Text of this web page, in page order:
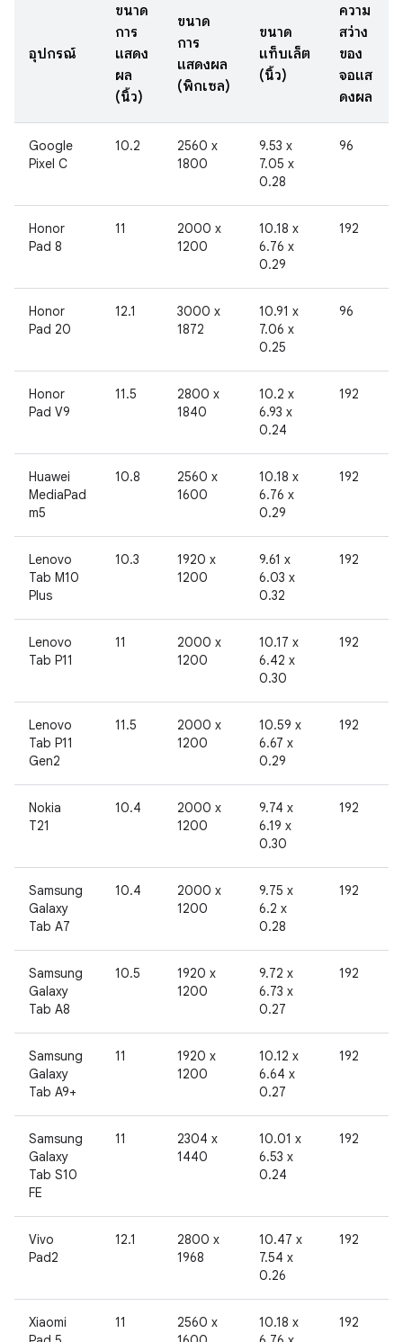
อุปกรณ์
ขนาด
การ
แสดง
ผล
(นิ้ว)
ขนาด
การ
แสดงผล
(พิกเซล)
ขนาด
แท็บเล็ต
(นิ้ว)
ความ
สว่าง
ของ
จอแส
ดงผล
Google
Pixel C
10.2
2560 x
1800
9.53 x
7.05 x
0.28
96
Honor
Pad 8
11
2000 x
1200
10.18 x
6.76 x
0.29
192
Honor
Pad 20
12.1
3000 x
1872
10.91 x
7.06 x
0.25
96
Honor
Pad V9
11.5
2800 x
1840
10.2 x
6.93 x
0.24
192
Huawei
MediaPad
m5
10.8
2560 x
1600
10.18 x
6.76 x
0.29
192
Lenovo
Tab M10
Plus
10.3
1920 x
1200
9.61 x
6.03 x
0.32
192
Lenovo
Tab P11
11
2000 x
1200
10.17 x
6.42 x
0.30
192
Lenovo
Tab P11
Gen2
11.5
2000 x
1200
10.59 x
6.67 x
0.29
192
Nokia
T21
10.4
2000 x
1200
9.74 x
6.19 x
0.30
192
Samsung
Galaxy
Tab A7
10.4
2000 x
1200
9.75 x
6.2 x
0.28
192
Samsung
Galaxy
Tab A8
10.5
1920 x
1200
9.72 x
6.73 x
0.27
192
Samsung
Galaxy
Tab A9+
11
1920 x
1200
10.12 x
6.64 x
0.27
192
Samsung
Galaxy
Tab S10
FE
11
2304 x
1440
10.01 x
6.53 x
0.24
192
Vivo
Pad2
12.1
2800 x
1968
10.47 x
7.54 x
0.26
192
Xiaomi
11
2560 x
10.18 x
192